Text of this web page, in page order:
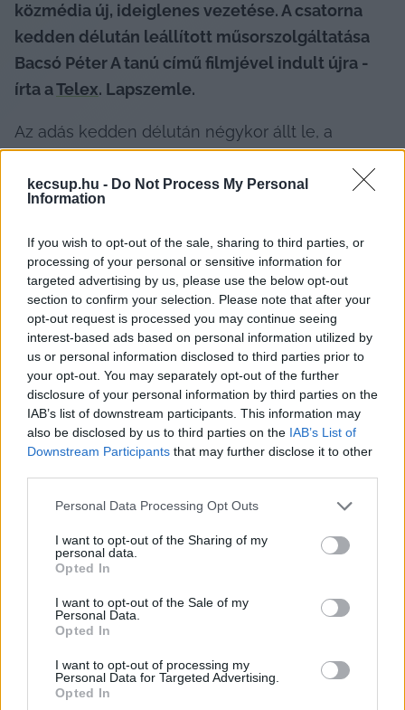
kecsup.hu - Do Not Process My Personal
Information
If you wish to opt-out of the sale, sharing to third parties, or
processing of your personal or sensitive information for
targeted advertising by us, please use the below opt-out
section to confirm your selection. Please note that after your
opt-out request is processed you may continue seeing
interest-based ads based on personal information utilized by
us or personal information disclosed to third parties prior to
your opt-out. You may separately opt-out of the further
disclosure of your personal information by third parties on the
IAB’s list of downstream participants. This information may
also be disclosed by us to third parties on the IAB’s List of
Downstream Participants that may further disclose it to other
Please note that this website/app uses one or more Google
not limited to your visit or usage behaviour. You may click to
grant or deny consent to Google and its third-party tags to
use your data for below specified purposes in below Google
consent section.
Personal Data Processing Opt Outs
I want to opt-out of the Sharing of my
personal data.
Opted In
I want to opt-out of the Sale of my
Personal Data.
Opted In
I want to opt-out of processing my
Personal Data for Targeted Advertising.
Opted In
közmédia új, ideiglenes vezetése. A csatorna
kedden délután leállított műsorszolgáltatása
Bacsó Péter A tanú című filmjével indult újra -
írta a Telex. Lapszemle.
Az adás kedden délután négykor állt le, a
közmédia nem hazudhat. Bocsánatot kérünk,
közmédia most átalakul, hogy a jövőben független
és hiteles legyen. A hírszolgáltatás átmenetileg
szünetel. Maradjanak velünk!”
Ezzel párhuzamosan a Hirado.hu is leállt, ott
ugyanez a felirat fogadta a látogatókat, a
Kossuth rádióban pedig csak zene szólt -
A közmédia új, ideiglenes vezetése elfoglalta a
helyét: Horváth P. András vezérigazgató, az
online igazgatásért felelős
Kossuth rádió vezetését átvevő
Kerényi György
Mellettük
veszi át, és Teszáry Sára a PR és marketing
osztály vezetéséért felel, illetve a szóvivői